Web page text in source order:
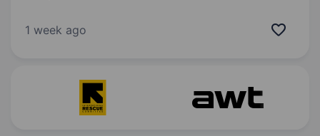
доріг. Запрошуємо приєднатись до нашої
утримання…
1 week ago